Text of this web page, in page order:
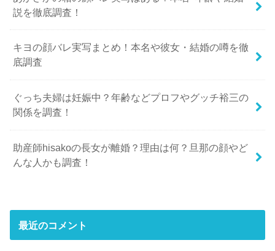
説を徹底調査！
キヨの顔バレ実写まとめ！本名や彼女・結婚の噂を徹
底調査
ぐっち夫婦は妊娠中？年齢などプロフやグッチ裕三の
関係を調査！
助産師hisakoの長女が離婚？理由は何？旦那の顔やど
んな人かも調査！
最近のコメント